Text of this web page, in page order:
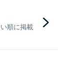
順に掲載